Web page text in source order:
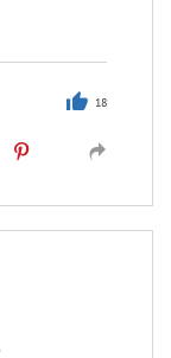
18
Все
именины
и